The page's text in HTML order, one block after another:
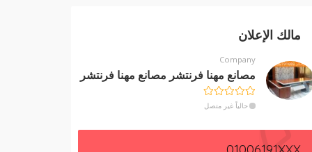
مالك الإعلان
Company
مصانع مهنا فرنتشر مصانع مهنا فرنتشر
حالياً غير متصل